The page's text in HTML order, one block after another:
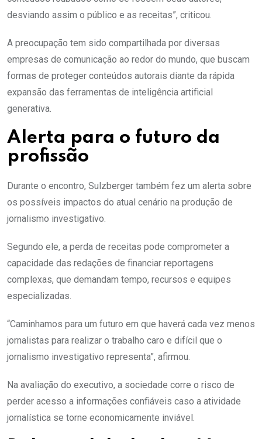
desviando assim o público e as receitas”, criticou.
A preocupação tem sido compartilhada por diversas
empresas de comunicação ao redor do mundo, que buscam
formas de proteger conteúdos autorais diante da rápida
expansão das ferramentas de inteligência artificial
generativa.
Alerta para o futuro da
profissão
Durante o encontro, Sulzberger também fez um alerta sobre
os possíveis impactos do atual cenário na produção de
jornalismo investigativo.
Segundo ele, a perda de receitas pode comprometer a
capacidade das redações de financiar reportagens
complexas, que demandam tempo, recursos e equipes
especializadas.
“Caminhamos para um futuro em que haverá cada vez menos
jornalistas para realizar o trabalho caro e difícil que o
jornalismo investigativo representa”, afirmou.
Na avaliação do executivo, a sociedade corre o risco de
perder acesso a informações confiáveis caso a atividade
jornalística se torne economicamente inviável.